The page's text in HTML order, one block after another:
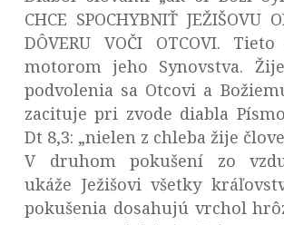
CHCE SPOCHYBNIŤ JEŽIŠOVU
DÔVERU VOČI OTCOVI.
motorom jeho Synovstva.
podvolenia sa Otcovi a
zacituje pri zvode diabla
Dt 8,3: „nielen z chleba žije
V druhom pokušení zo
ukáže Ježišovi všetky
pokušenia dosahujú vrchol